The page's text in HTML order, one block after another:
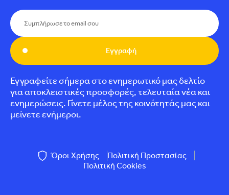
Εγγραφή
Εγγραφείτε σήμερα στο ενημερωτικό μας δελτίο
για αποκλειστικές προσφορές, τελευταία νέα και
ενημερώσεις. Γίνετε μέλος της κοινότητάς μας και
μείνετε ενήμεροι.
Όροι Χρήσης
Πολιτική Προστασίας
Πολιτική Cookies